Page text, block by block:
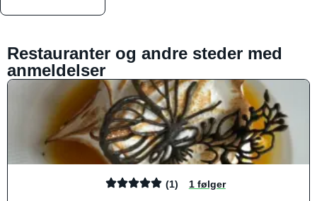
Restauranter og andre steder med
anmeldelser
(1) 1 følger